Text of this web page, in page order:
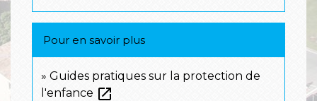
Pour en savoir plus
Guides pratiques sur la protection de
l'enfance open_in_new